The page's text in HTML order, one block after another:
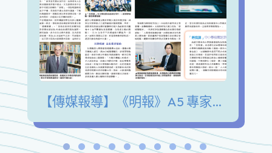
【傳媒報導】《明報》A5 專家陪我講 青少年發展興趣愛好 擺脫手機沉迷 緩解情緒壓力